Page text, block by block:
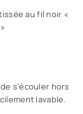
au fil noir «
s’écouler hors
lavable.